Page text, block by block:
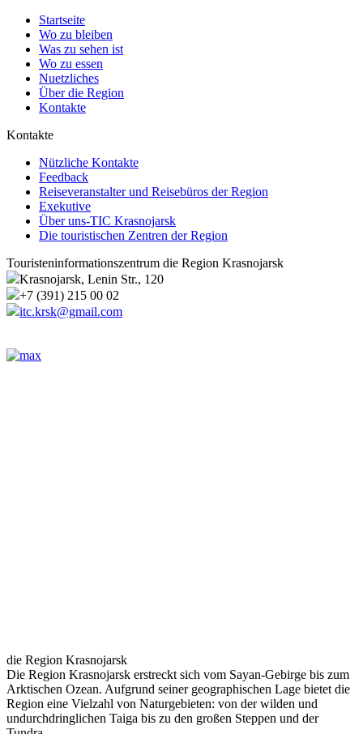
Startseite
Wo zu bleiben
Was zu sehen ist
Wo zu essen
Nuetzliches
Über die Region
Kontakte
Kontakte
Nützliche Kontakte
Feedback
Reiseveranstalter und Reisebüros der Region
Exekutive
Über uns-TIC Krasnojarsk
Die touristischen Zentren der Region
Touristeninformationszentrum die Region Krasnojarsk
Krasnojarsk, Lenin Str., 120
+7 (391) 215 00 02
itc.krsk@gmail.com
die Region Krasnojarsk
Die Region Krasnojarsk erstreckt sich vom Sayan-Gebirge bis zum
Arktischen Ozean. Aufgrund seiner geographischen Lage bietet die
Region eine Vielzahl von Naturgebieten: von der wilden und
undurchdringlichen Taiga bis zu den großen Steppen und der